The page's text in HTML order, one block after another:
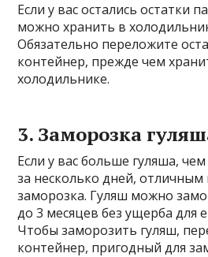
Если у вас остались остатки
можно хранить в
Обязательно переложите
контейнер, прежде чем
холодильнике.
3. Заморозка
Если у вас больше гуляша,
за несколько дней,
заморозка. Гуляш можно
до 3 месяцев без ущерба для
Чтобы заморозить гуляш,
контейнер, пригодный для